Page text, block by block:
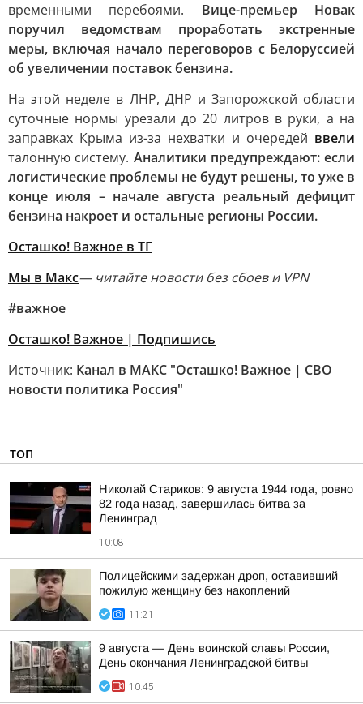
временными перебоями. Вице-премьер Новак
поручил ведомствам проработать экстренные
меры, включая начало переговоров с Белоруссией
об увеличении поставок бензина.
На этой неделе в ЛНР, ДНР и Запорожской области
суточные нормы урезали до 20 литров в руки, а на
заправках Крыма из-за нехватки и очередей ввели
талонную систему. Аналитики предупреждают: если
логистические проблемы не будут решены, то уже в
конце июля – начале августа реальный дефицит
бензина накроет и остальные регионы России.
Осташко! Важное в ТГ
Мы в Макс— читайте новости без сбоев и VPN
#важное
Осташко! Важное | Подпишись
Источник: Канал в МАКС "Осташко! Важное | СВО
новости политика Россия"
ТОП
Николай Стариков: 9 августа 1944 года, ровно
82 года назад, завершилась битва за
Ленинград
10:08
Полицейскими задержан дроп, оставивший
пожилую женщину без накоплений
11:21
9 августа — День воинской славы России,
День окончания Ленинградской битвы
10:45